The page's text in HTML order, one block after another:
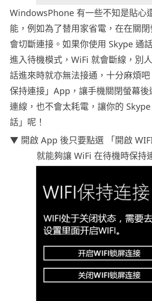
WindowsPhone 有一些不知是貼心
能，例如為了替用家省電，在在關
會切斷連接。如果你使用 Skype 通
進入待機模式，WiFi 就會斷線，別
話進來時就亦無法接通，十分麻煩
保持連接」App，讓手機關閉螢幕
連線，也不會太耗電，讓你的
話」呢！
▼ 開啟 App 後只要點選 「開啟
就能夠讓 WiFi 在待機時保持